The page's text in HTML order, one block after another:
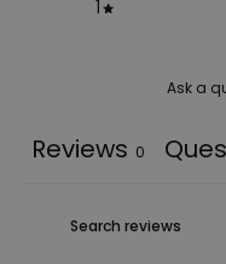
1
Ask a
Reviews 0